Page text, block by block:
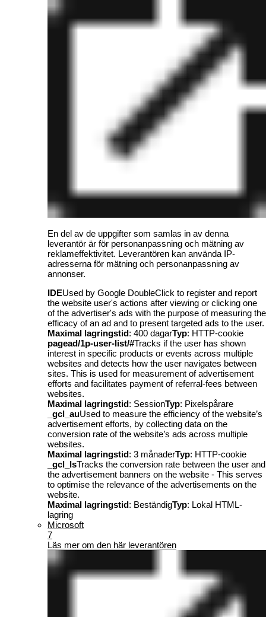
En del av de uppgifter som samlas in av denna
leverantör är för personanpassning och mätning av
reklameffektivitet. Leverantören kan använda IP-
adresserna för mätning och personanpassning av
annonser.
IDEUsed by Google DoubleClick to register and report
the website user's actions after viewing or clicking one
of the advertiser's ads with the purpose of measuring the
efficacy of an ad and to present targeted ads to the user.
Maximal lagringstid: 400 dagarTyp: HTTP-cookie
pagead/1p-user-list/#Tracks if the user has shown
interest in specific products or events across multiple
websites and detects how the user navigates between
sites. This is used for measurement of advertisement
efforts and facilitates payment of referral-fees between
websites.
Maximal lagringstid: SessionTyp: Pixelspårare
_gcl_auUsed to measure the efficiency of the website’s
advertisement efforts, by collecting data on the
conversion rate of the website’s ads across multiple
websites.
Maximal lagringstid: 3 månaderTyp: HTTP-cookie
_gcl_lsTracks the conversion rate between the user and
the advertisement banners on the website - This serves
to optimise the relevance of the advertisements on the
website.
Maximal lagringstid: BeständigTyp: Lokal HTML-
lagring
Microsoft
7
Läs mer om den här leverantören